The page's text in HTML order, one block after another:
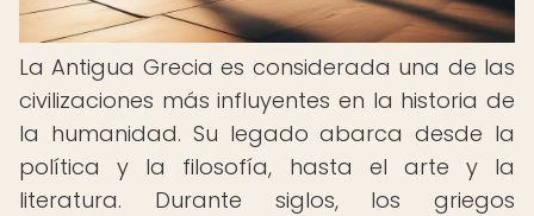
La Antigua Grecia es considerada una de las
civilizaciones más influyentes en la historia de
la humanidad. Su legado abarca desde la
política y la filosofía, hasta el arte y la
literatura. Durante siglos, los griegos